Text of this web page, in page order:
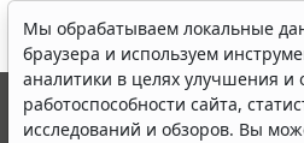
Мы обрабатываем локальные
браузера и используем
аналитики в целях улучшения и
работоспособности сайта,
исследований и обзоров. Вы
© ООО "НПП "ГАРАНТ-СЕРВИС",